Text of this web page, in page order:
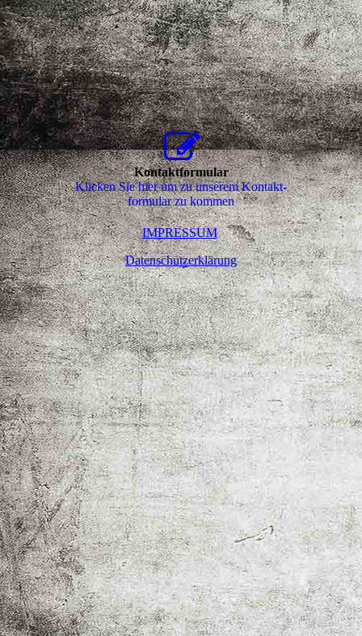
Kontaktformular
Klicken Sie hier um zu unserem Kon­takt­
for­mu­lar zu kommen
IMPRESSUM
Datenschutzerklärung